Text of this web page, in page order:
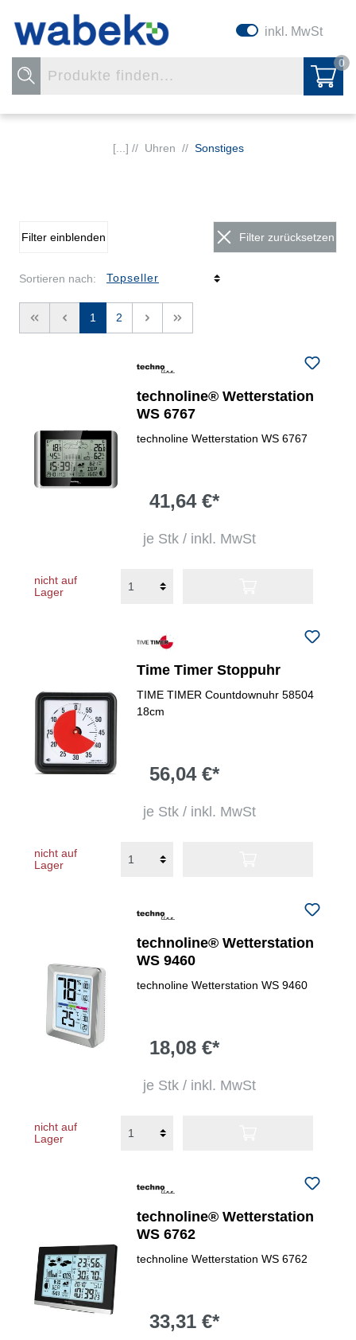
inkl. MwSt
0
[...] // Uhren // Sonstiges
Filter einblenden Filter zurücksetzen
Sortieren nach:
<< < 1 2 > >>
technoline® Wetterstation
WS 6767
technoline Wetterstation WS 6767
41,64 €*
je Stk / inkl. MwSt
nicht auf
Lager
Time Timer Stoppuhr
TIME TIMER Countdownuhr 58504
18cm
56,04 €*
je Stk / inkl. MwSt
nicht auf
Lager
technoline® Wetterstation
WS 9460
technoline Wetterstation WS 9460
18,08 €*
je Stk / inkl. MwSt
nicht auf
Lager
technoline® Wetterstation
WS 6762
technoline Wetterstation WS 6762
33,31 €*